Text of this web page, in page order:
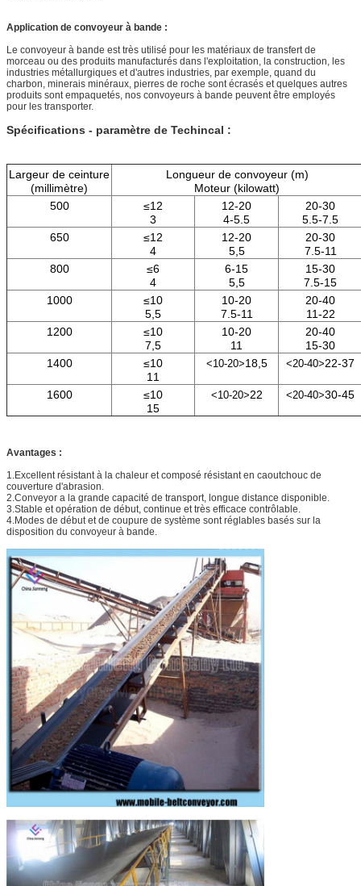
Application de convoyeur à bande :
Le convoyeur à bande est très utilisé pour les matériaux de transfert de
morceau ou des produits manufacturés dans l'exploitation, la construction, les
industries métallurgiques et d'autres industries, par exemple, quand du
charbon, minerais minéraux, pierres de roche sont écrasés et quelques autres
produits sont empaquetés, nos convoyeurs à bande peuvent être employés
pour les transporter.
Spécifications - paramètre de Techincal :
Largeur de ceinture
(millimètre)
Longueur de convoyeur (m)
Moteur (kilowatt)
500
≤12
3
12-20
4-5.5
20-30
5.5-7.5
650
≤12
4
12-20
5,5
20-30
7.5-11
800
≤6
4
6-15
5,5
15-30
7.5-15
1000
≤10
5,5
10-20
7.5-11
20-40
11-22
1200
≤10
7,5
10-20
11
20-40
15-30
1400
≤10
11
<10-20>18,5 <20-40>22-37
1600
≤10
15
<10-20>22 <20-40>30-45
Avantages :
1.Excellent résistant à la chaleur et composé résistant en caoutchouc de
couverture d'abrasion.
2.Conveyor a la grande capacité de transport, longue distance disponible.
3.Stable et opération de début, continue et très efficace contrôlable.
4.Modes de début et de coupure de système sont réglables basés sur la
disposition du convoyeur à bande.